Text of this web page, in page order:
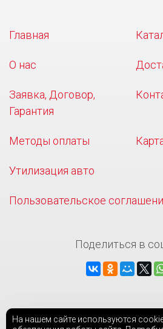
Главная
О нас
Заявка, Договор,
Гарантия
Методы оплаты
Утилизация авто
Пользовательское
Поделиться в
На нашем сайте используются